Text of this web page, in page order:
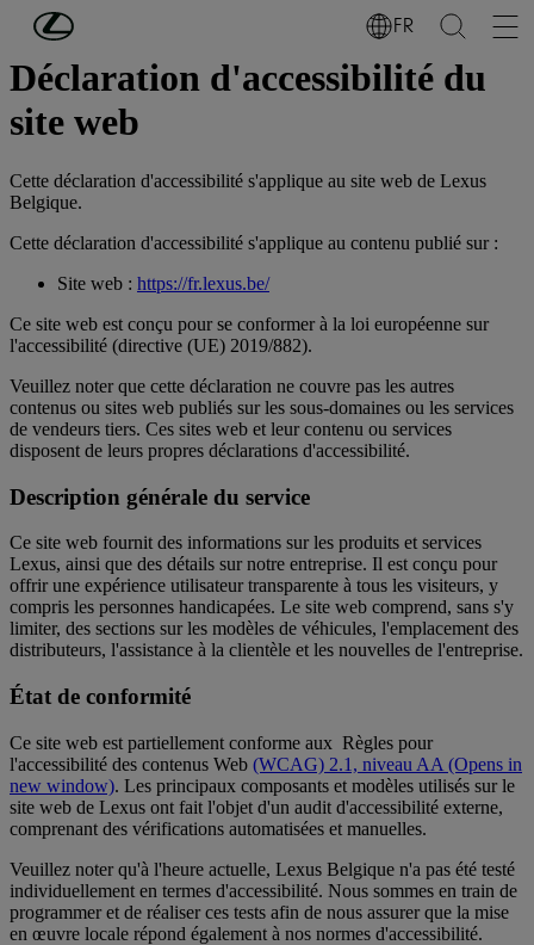
Passer au contenu principal (Appuyez sur Enter) FR
Déclaration d'accessibilité du
site web
Cette déclaration d'accessibilité s'applique au site web de Lexus
Belgique.
Cette déclaration d'accessibilité s'applique au contenu publié sur :
Site web : https://fr.lexus.be/
Ce site web est conçu pour se conformer à la loi européenne sur
l'accessibilité (directive (UE) 2019/882).
Veuillez noter que cette déclaration ne couvre pas les autres
contenus ou sites web publiés sur les sous-domaines ou les services
de vendeurs tiers. Ces sites web et leur contenu ou services
disposent de leurs propres déclarations d'accessibilité.
Description générale du service
Ce site web fournit des informations sur les produits et services
Lexus, ainsi que des détails sur notre entreprise. Il est conçu pour
offrir une expérience utilisateur transparente à tous les visiteurs, y
compris les personnes handicapées. Le site web comprend, sans s'y
limiter, des sections sur les modèles de véhicules, l'emplacement des
distributeurs, l'assistance à la clientèle et les nouvelles de l'entreprise.
État de conformité
Ce site web est partiellement conforme aux Règles pour
l'accessibilité des contenus Web (WCAG) 2.1, niveau AA (Opens in
new window). Les principaux composants et modèles utilisés sur le
site web de Lexus ont fait l'objet d'un audit d'accessibilité externe,
comprenant des vérifications automatisées et manuelles.
Veuillez noter qu'à l'heure actuelle, Lexus Belgique n'a pas été testé
individuellement en termes d'accessibilité. Nous sommes en train de
programmer et de réaliser ces tests afin de nous assurer que la mise
en œuvre locale répond également à nos normes d'accessibilité.